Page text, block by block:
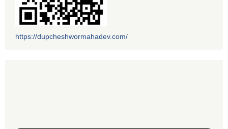
https://dupcheshwormahadev.com/